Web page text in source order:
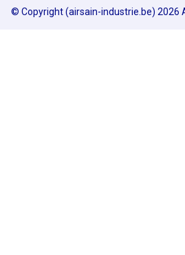
© Copyright (airsain-industrie.be) 2026